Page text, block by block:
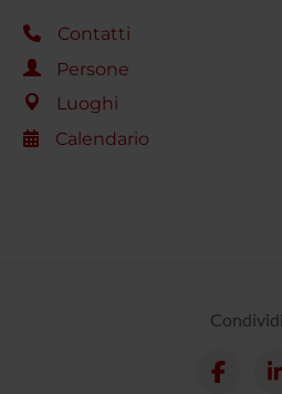
Contatti
Persone
Luoghi
Calendario
Condividi